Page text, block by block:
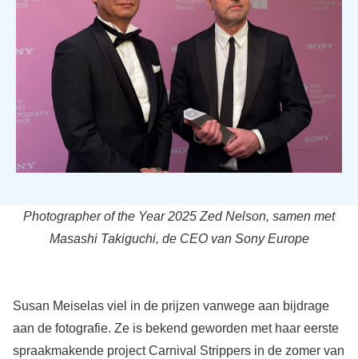
Photographer of the Year 2025 Zed Nelson, samen met
Masashi Takiguchi, de CEO van Sony Europe
Susan Meiselas viel in de prijzen vanwege aan bijdrage
aan de fotografie. Ze is bekend geworden met haar eerste
spraakmakende project Carnival Strippers in de zomer van